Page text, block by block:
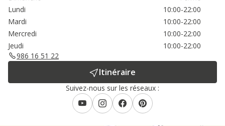
Lundi
10:00-22:00
Mardi
10:00-22:00
Mercredi
10:00-22:00
Jeudi
10:00-22:00
986 16 51 22
Itinéraire
Suivez-nous sur les réseaux :